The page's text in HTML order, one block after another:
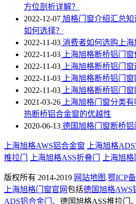
方位剖析详解？
2022-12-07 旭格门窗介绍汇总
如何选择？
2022-11-03 消费者如何选购上
2022-11-03 上海旭格断桥铝门窗
2022-11-03 上海旭格​断桥铝门窗
2022-11-03 上海旭格断桥铝门窗
2022-11-03 上海旭格断桥铝门窗
2021-03-26 上海旭格门窗分类
热断桥铝合金窗的优越性
2020-06-13 德国旭格门窗断桥铝
上海旭格AWS铝合金窗 上海旭格ADS
推拉门
上海旭格ASS折叠门 上海旭格
版权所有 2014-2019 网站地图 .鄂ICP
上海旭格门窗官网包括德国旭格AWS
ADS铝合金门 、德国旭格ASS推拉门